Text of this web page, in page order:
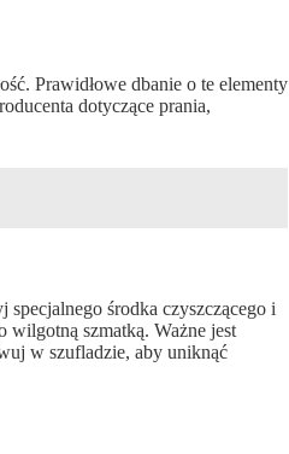
Prawidłowe dbanie o te elementy
dotyczące prania,
środka czyszczącego i
wilgotną szmatką. Ważne jest
w szufladzie, aby uniknąć